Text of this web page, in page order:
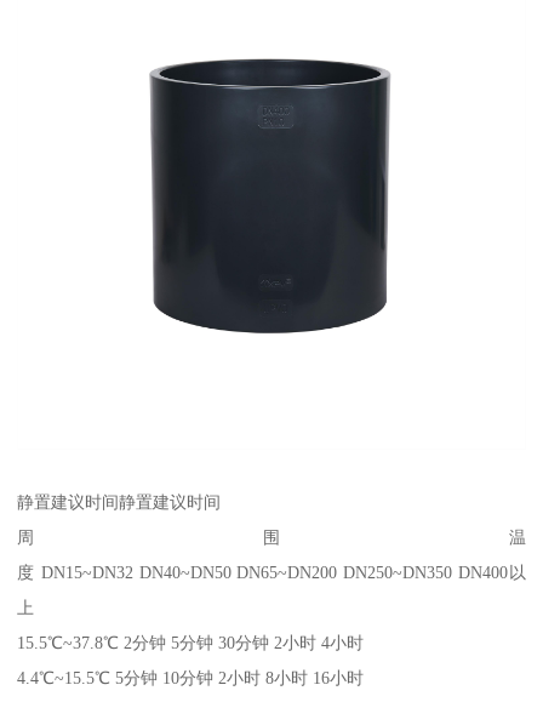
静置建议时间静置建议时间
周围温
度 DN15~DN32 DN40~DN50 DN65~DN200 DN250~DN350 DN400以
上
15.5℃~37.8℃ 2分钟 5分钟 30分钟 2小时 4小时
4.4℃~15.5℃ 5分钟 10分钟 2小时 8小时 16小时